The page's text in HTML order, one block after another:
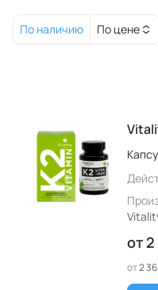
По наличию По цене
от
от2